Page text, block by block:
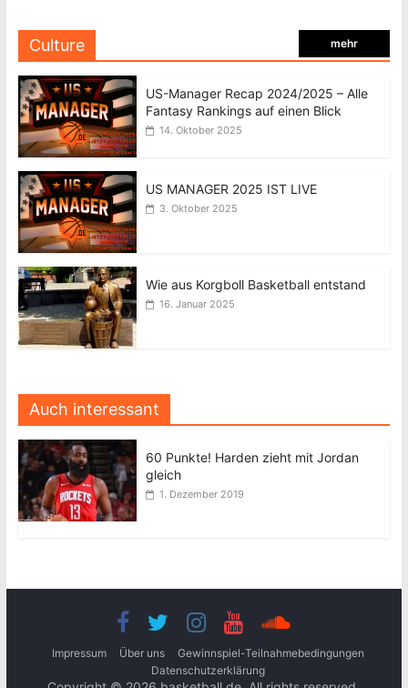
Culture mehr
US-Manager Recap 2024/2025 – Alle
Fantasy Rankings auf einen Blick
14. Oktober 2025
US MANAGER 2025 IST LIVE
3. Oktober 2025
Wie aus Korgboll Basketball entstand
16. Januar 2025
Auch interessant
60 Punkte! Harden zieht mit Jordan
gleich
1. Dezember 2019
Impressum Über uns
Gewinnspiel-Teilnahmebedingungen
Datenschutzerklärung